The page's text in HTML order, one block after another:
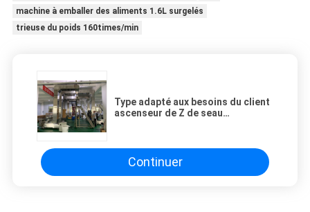
machine à emballer des aliments 1.6L surgelés
trieuse du poids 160times/min
Type adapté aux besoins du client
ascenseur de Z de seau
multihead
Continuer